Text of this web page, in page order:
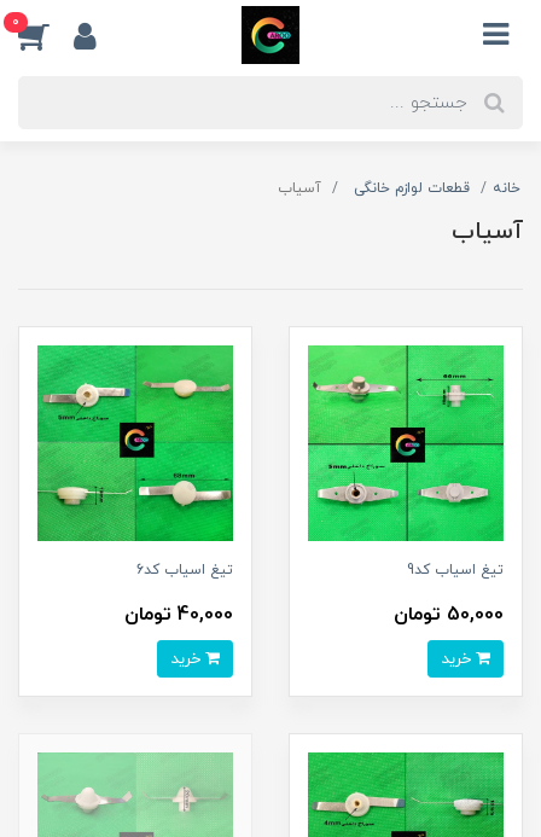
0
خانه قطعات لوازم خانگی آسیاب
آسیاب
تیغ اسیاب کد9
50,000 تومان
تیغ اسیاب کد6
40,000 تومان